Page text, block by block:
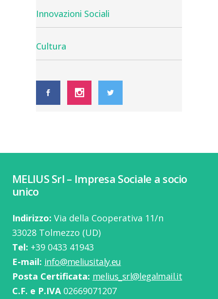
Innovazioni Sociali
Cultura
MELIUS Srl – Impresa Sociale a socio
unico
Indirizzo: Via della Cooperativa 11/n
33028 Tolmezzo (UD)
Tel: ‭+39 0433 41943
E-mail: info@meliusitaly.eu
Posta Certificata: melius_srl@legalmail.it
C.F. e P.IVA02669071207